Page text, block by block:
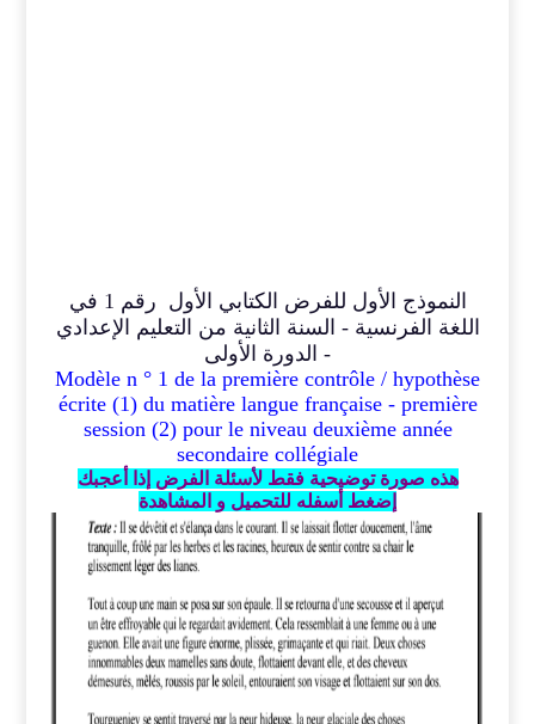
النموذج الأول للفرض الكتابي الأول رقم 1 في
اللغة الفرنسية - السنة الثانية من التعليم الإعدادي
- الدورة الأولى
Modèle n ° 1 de la première contrôle / hypothèse
écrite (1)du matière langue française - première
session (2) pour le niveau deuxièmeannée
secondaire collégiale
هذه صورة توضيحية فقط لأسئلة الفرض إذا أعجبك
إضغط أسفله للتحميل و المشاهدة